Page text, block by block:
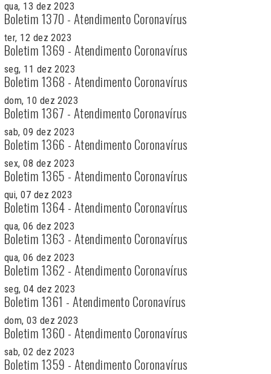
qua, 13 dez 2023
Boletim 1370 - Atendimento Coronavírus
ter, 12 dez 2023
Boletim 1369 - Atendimento Coronavírus
seg, 11 dez 2023
Boletim 1368 - Atendimento Coronavírus
dom, 10 dez 2023
Boletim 1367 - Atendimento Coronavírus
sab, 09 dez 2023
Boletim 1366 - Atendimento Coronavírus
sex, 08 dez 2023
Boletim 1365 - Atendimento Coronavírus
qui, 07 dez 2023
Boletim 1364 - Atendimento Coronavírus
qua, 06 dez 2023
Boletim 1363 - Atendimento Coronavírus
qua, 06 dez 2023
Boletim 1362 - Atendimento Coronavírus
seg, 04 dez 2023
Boletim 1361 - Atendimento Coronavírus
dom, 03 dez 2023
Boletim 1360 - Atendimento Coronavírus
sab, 02 dez 2023
Boletim 1359 - Atendimento Coronavírus